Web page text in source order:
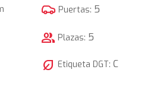
Puertas: 5
group Plazas: 5
nest_eco_leaf Etiqueta DGT:C